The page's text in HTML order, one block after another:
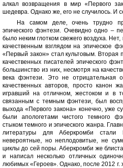
алкал возвращения в мир «Первого
шедевра. Однако же, его не случилось. И
На самом деле, очень трудно
эпического фэнтези. Очевидно одно –
было неким глотком свежего воздуха.
качественным взглядом на эпическое
«Первый закон» стал культовым. Вторая
качественных писателей эпического
большинство из них, несмотря на
века фэнтези. Это не отрицательная
качественных авторов, просто канон
игравший на отличном, жестоком и в
связанным с темным фэнтези, был
выхода «Первого закона» конечно, уже
были апологетами чистого темного
стыком темного и эпического жанра.
литературы для Аберкромби
невероятные, но неплодовитые, не
циклы до сей поры. Аберкромби же
и написал несколько отличных
любимых «Героев». Однако, после 2012 г.